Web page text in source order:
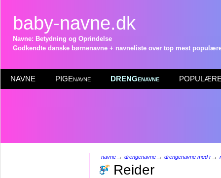
baby-navne.dk
Navne: Betydning og Oprindelse
Godkendte danske børnenavne + navneliste over top mest
NAVNE PIGEnavne DRENGenavne POPULÆRE
navne→ drengenavne→ drengenavne med r→
Reider